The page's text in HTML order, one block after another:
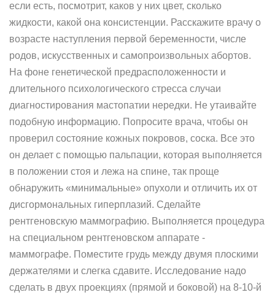
если есть, посмотрит, каков у них цвет, сколько
жидкости, какой она консистенции. Расскажите врачу о
возрасте наступления первой беременности, числе
родов, искусственных и самопроизвольных абортов.
На фоне генетической предрасположенности и
длительного психологического стресса случаи
диагностирования мастопатии нередки. Не утаивайте
подобную информацию. Попросите врача, чтобы он
проверил состояние кожных покровов, соска. Все это
он делает с помощью пальпации, которая выполняется
в положении стоя и лежа на спине, так проще
обнаружить «минимальные» опухоли и отличить их от
дисгормональных гиперплазий. Сделайте
рентгеновскую маммографию. Выполняется процедура
на специальном рентгеновском аппарате -
маммографе. Поместите грудь между двумя плоскими
держателями и слегка сдавите. Исследование надо
сделать в двух проекциях (прямой и боковой) на 8-10-й